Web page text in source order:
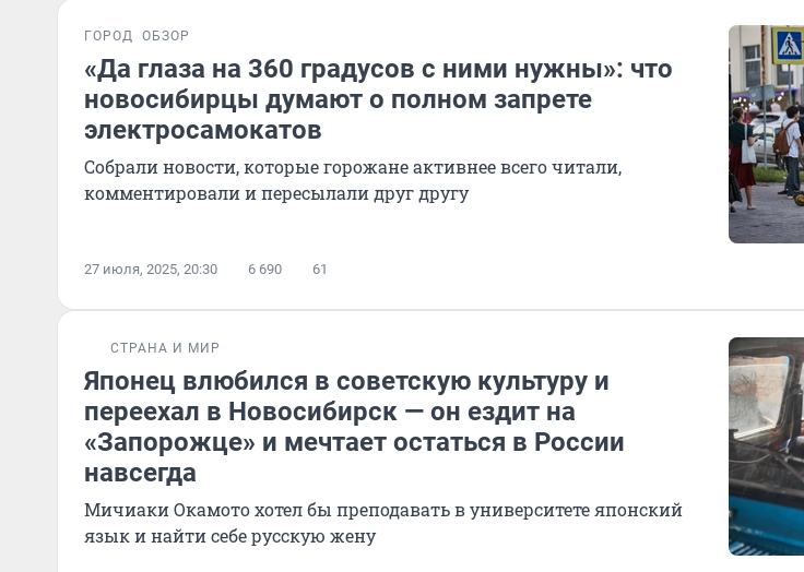
ГОРОД ОБЗОР
«Да глаза на 360 градусов с ними нужны»: что
новосибирцы думают о полном запрете
электросамокатов
Собрали новости, которые горожане активнее всего читали,
комментировали и пересылали друг другу
27 июля, 2025, 20:30 6 690 61
СТРАНА И МИР
Японец влюбился в советскую культуру и
переехал в Новосибирск — он ездит на
«Запорожце» и мечтает остаться в России
навсегда
Мичиаки Окамото хотел бы преподавать в университете японский
язык и найти себе русскую жену